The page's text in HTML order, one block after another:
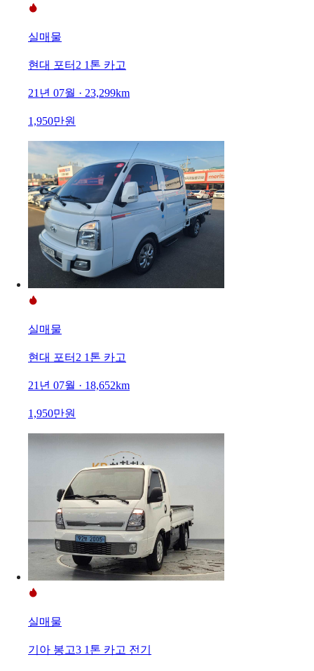
실매물
현대 포터2 1톤 카고
21년 07월 · 23,299km
1,950만원
실매물
현대 포터2 1톤 카고
21년 07월 · 18,652km
1,950만원
실매물
기아 봉고3 1톤 카고 전기